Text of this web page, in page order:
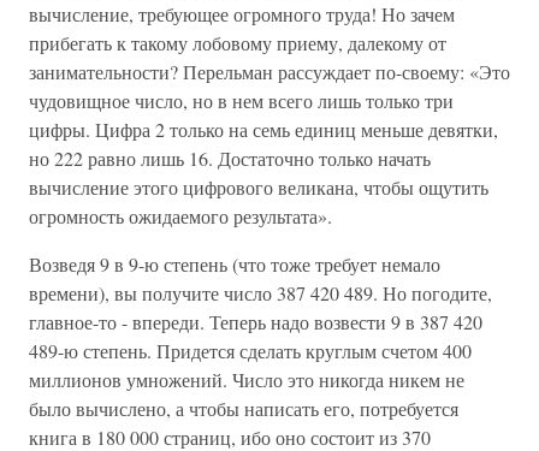
вычисление, требующее огромного труда! Но зачем
прибегать к такому лобовому приему, далекому от
занимательности? Перельман рассуждает по-своему: «Это
чудовищное число, но в нем всего лишь только три
цифры. Цифра 2 только на семь единиц меньше девятки,
но 222 равно лишь 16. Достаточно только начать
вычисление этого цифрового великана, чтобы ощутить
огромность ожидаемого результата».
Возведя 9 в 9-ю степень (что тоже требует немало
времени), вы получите число 387 420 489. Но погодите,
главное-то - впереди. Теперь надо возвести 9 в 387 420
489-ю степень. Придется сделать круглым счетом 400
миллионов умножений. Число это никогда никем не
было вычислено, а чтобы написать его, потребуется
книга в 180 000 страниц, ибо оно состоит из 370